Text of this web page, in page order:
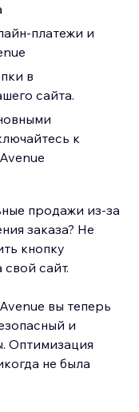
платежи и
в
сайта.
к
продажи из-за
заказа? Не
кнопку
сайт.
вы теперь
и
Оптимизация
не была